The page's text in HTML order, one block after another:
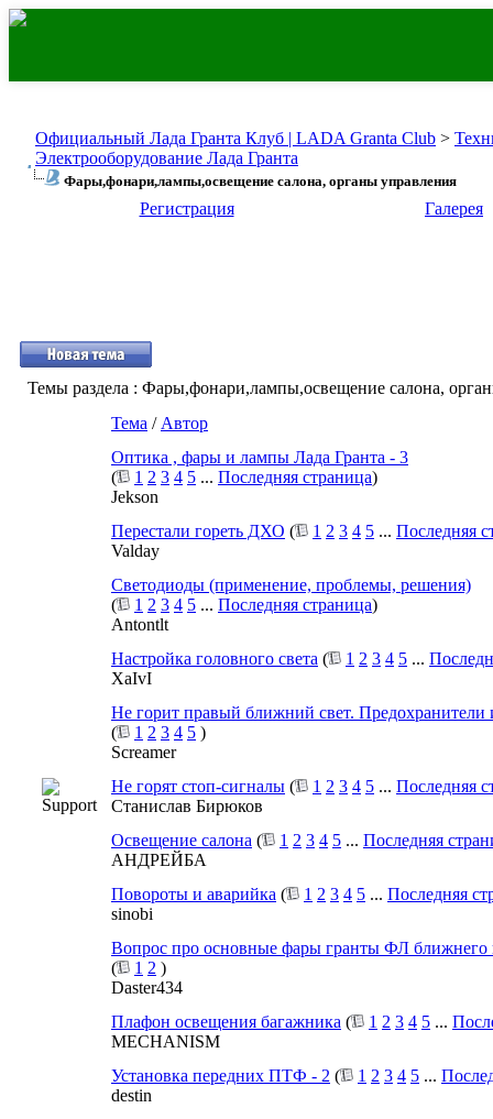
Официальный Лада Гранта Клуб | LADA Granta Club >
Электрооборудование Лада Гранта
Фары,фонари,лампы,освещение салона, органы управления
Регистрация Галерея
Темы раздела : Фары,фонари,лампы,освещение салона,
Тема / Автор
Оптика , фары и лампы Лада Гранта - 3
(
1 2 3 4 5 ... Последняя страница)
Jekson
Перестали гореть ДХО ( 1 2 3 4 5 ... Последняя
Valday
Светодиоды (применение, проблемы, решения)
(
1 2 3 4 5 ... Последняя страница)
Antontlt
Настройка головного света ( 1 2 3 4 5 ...
XaIvI
Не горит правый ближний свет. Предохранители
(
1 2 3 4 5 )
Screamer
Не горят стоп-сигналы ( 1 2 3 4 5 ... Последняя
Станислав Бирюков
Освещение салона ( 1 2 3 4 5 ... Последняя
АНДРЕЙБА
Повороты и аварийка ( 1 2 3 4 5 ... Последняя
sinobi
Вопрос про основные фары гранты ФЛ ближнего
(
1 2 )
Daster434
Плафон освещения багажника ( 1 2 3 4 5 ...
MECHANISM
Установка передних ПТФ - 2 ( 1 2 3 4 5 ...
destin